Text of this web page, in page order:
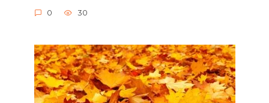
0 30